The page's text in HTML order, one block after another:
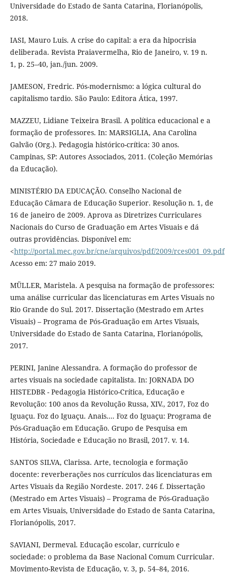
Universidade do Estado de Santa Catarina, Florianópolis,
2018.
IASI, Mauro Luis. A crise do capital: a era da hipocrisia
deliberada. Revista Praiavermelha, Rio de Janeiro, v. 19 n.
1, p. 25–40, jan./jun. 2009.
JAMESON, Fredric. Pós-modernismo: a lógica cultural do
capitalismo tardio. São Paulo: Editora Ática, 1997.
MAZZEU, Lidiane Teixeira Brasil. A política educacional e a
formação de professores. In: MARSIGLIA, Ana Carolina
Galvão (Org.). Pedagogia histórico-crítica: 30 anos.
Campinas, SP: Autores Associados, 2011. (Coleção Memórias
da Educação).
MINISTÉRIO DA EDUCAÇÃO. Conselho Nacional de
Educação Câmara de Educação Superior. Resolução n. 1, de
16 de janeiro de 2009. Aprova as Diretrizes Curriculares
Nacionais do Curso de Graduação em Artes Visuais e dá
outras providências. Disponível em:
<http://portal.mec.gov.br/cne/arquivos/pdf/2009/rces001_09.pdf
Acesso em: 27 maio 2019.
MÜLLER, Maristela. A pesquisa na formação de professores:
uma análise curricular das licenciaturas em Artes Visuais no
Rio Grande do Sul. 2017. Dissertação (Mestrado em Artes
Visuais) – Programa de Pós-Graduação em Artes Visuais,
Universidade do Estado de Santa Catarina, Florianópolis,
2017.
PERINI, Janine Alessandra. A formação do professor de
artes visuais na sociedade capitalista. In: JORNADA DO
HISTEDBR - Pedagogia Histórico-Crítica, Educação e
Revolução: 100 anos da Revolução Russa, XIV., 2017, Foz do
Iguaçu. Foz do Iguaçu. Anais.... Foz do Iguaçu: Programa de
Pós-Graduação em Educação. Grupo de Pesquisa em
História, Sociedade e Educação no Brasil, 2017. v. 14.
SANTOS SILVA, Clarissa. Arte, tecnologia e formação
docente: reverberações nos currículos das licenciaturas em
Artes Visuais da Região Nordeste. 2017. 246 f. Dissertação
(Mestrado em Artes Visuais) – Programa de Pós-Graduação
em Artes Visuais, Universidade do Estado de Santa Catarina,
Florianópolis, 2017.
SAVIANI, Dermeval. Educação escolar, currículo e
sociedade: o problema da Base Nacional Comum Curricular.
Movimento-Revista de Educação, v. 3, p. 54–84, 2016.